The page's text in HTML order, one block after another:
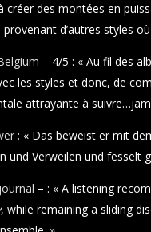
créer des montées en
d’autres styles
– 4/5 : « Au fil des
les styles et donc, de
attrayante à
: « Das beweist er mit
und Verweilen und fesselt
– : « A listening
, while remaining a sliding